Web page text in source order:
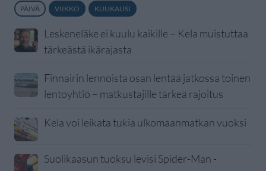
PÄIVÄ VIIKKO KUUKAUSI
Leskeneläke ei kuulu kaikille – Kela muistuttaa
tärkeästä ikärajasta
Finnairin lennoista osan lentää jatkossa toinen
lentoyhtiö – matkustajille tärkeä rajoitus
Kela voi leikata tukia ulkomaanmatkan vuoksi
Suolikaasun tuoksu levisi Spider-Man -